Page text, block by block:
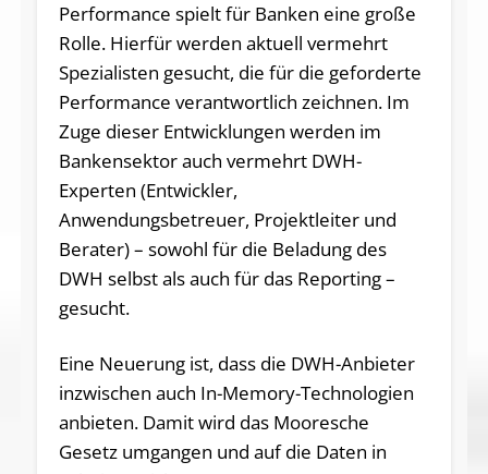
Performance spielt für Banken eine große
Rolle. Hierfür werden aktuell vermehrt
Spezialisten gesucht, die für die geforderte
Performance verantwortlich zeichnen. Im
Zuge dieser Entwicklungen werden im
Bankensektor auch vermehrt DWH-
Experten (Entwickler,
Anwendungsbetreuer, Projektleiter und
Berater) – sowohl für die Beladung des
DWH selbst als auch für das Reporting –
gesucht.
Eine Neuerung ist, dass die DWH-Anbieter
inzwischen auch In-Memory-Technologien
anbieten. Damit wird das Mooresche
Gesetz umgangen und auf die Daten in